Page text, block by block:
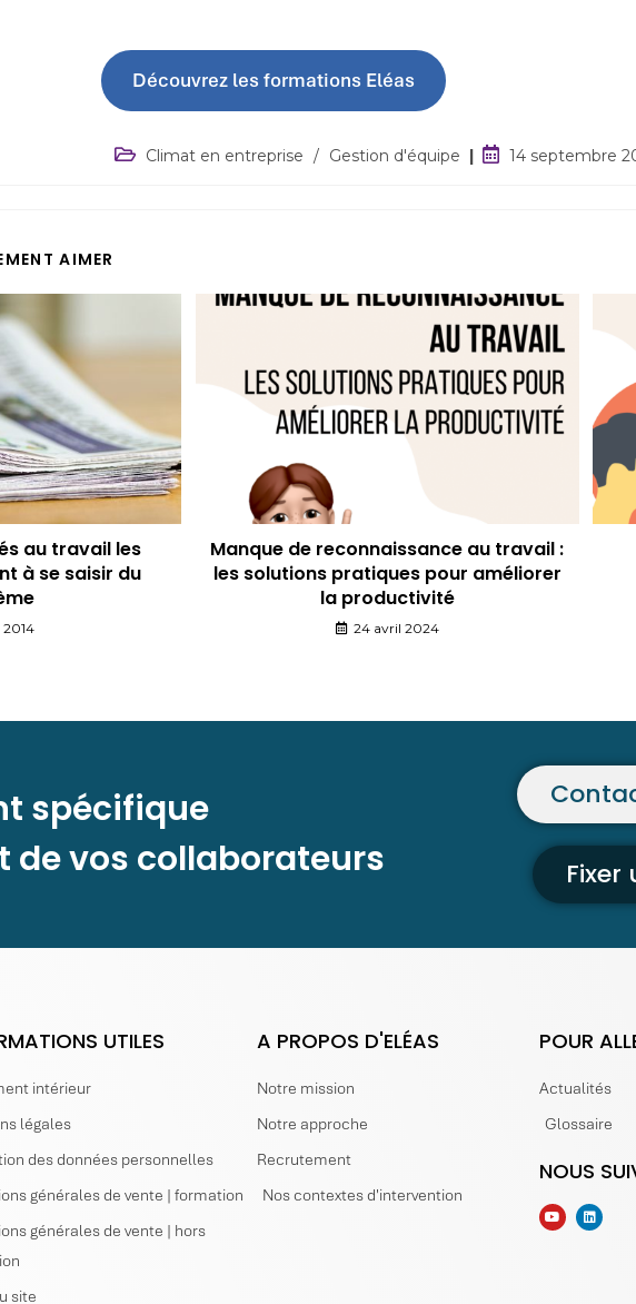
Découvrez les formations Eléas
Climat en entreprise / Gestion d'équipe 14 septembre
AIMER
au travail les
à se saisir du
2014
Manque de reconnaissance au travail :
les solutions pratiques pour améliorer
la productivité
24 avril 2024
spécifique
de vos collaborateurs
UTILES
intérieur
légales
des données personnelles
générales de vente | formation
générales de vente | hors
site
A PROPOS D'ELÉAS
Notre mission
Notre approche
Recrutement
Nos contextes d'intervention
POUR
Actualités
Glossaire
NOUS